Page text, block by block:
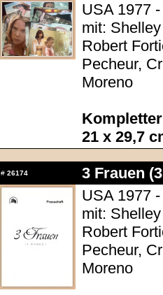
USA 1977
mit:
Robert
Pecheur,
Moreno
21 x 29,7
# 26174
3 Frauen
USA 1977
mit:
Robert
Pecheur,
Moreno